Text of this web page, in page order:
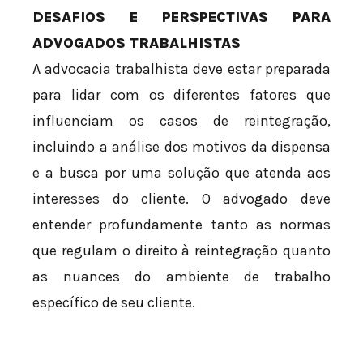
DESAFIOS E PERSPECTIVAS PARA
ADVOGADOS TRABALHISTAS
A advocacia trabalhista deve estar preparada
para lidar com os diferentes fatores que
influenciam os casos de reintegração,
incluindo a análise dos motivos da dispensa
e a busca por uma solução que atenda aos
interesses do cliente. O advogado deve
entender profundamente tanto as normas
que regulam o direito à reintegração quanto
as nuances do ambiente de trabalho
específico de seu cliente.